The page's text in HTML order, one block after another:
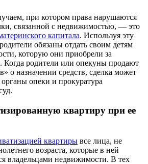
при котором права нарушаются
связанной с недвижимостью, — это
капитала. Используя эту
обязаны отдать своим детям
которую они приобрели за
Когда родители или опекуны продают
о назначении средств, сделка может
опеки и прокуратура
квартиру при ее
квартиры все лица, не
возраста, которые в ней
владельцами недвижимости. В тех